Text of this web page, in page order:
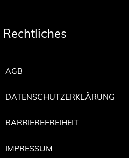
Rechtliches
AGB
DATENSCHUTZERKLÄRUNG
BARRIEREFREIHEIT
IMPRESSUM